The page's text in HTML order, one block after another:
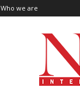
Who we are